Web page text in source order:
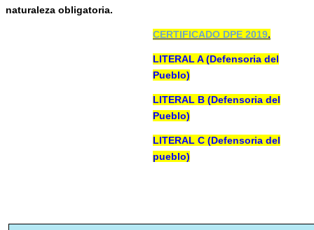
naturaleza obligatoria.
CERTIFICADO DPE 2019.
LITERAL A (Defensoria del
Pueblo)
LITERAL B (Defensoria del
Pueblo)
LITERAL C (Defensoria del
pueblo)